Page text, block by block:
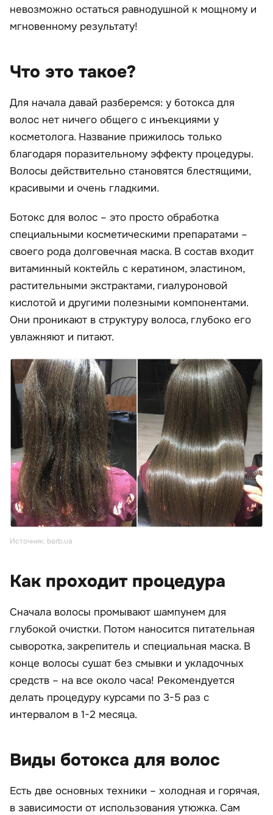
невозможно остаться равнодушной к мощному и
мгновенному результату!
Что это такое?
Для начала давай разберемся: у ботокса для
волос нет ничего общего с инъекциями у
косметолога. Название прижилось только
благодаря поразительному эффекту процедуры.
Волосы действительно становятся блестящими,
красивыми и очень гладкими.
Ботокс для волос – это просто обработка
специальными косметическими препаратами –
своего рода долговечная маска. В состав входит
витаминный коктейль с кератином, эластином,
растительными экстрактами, гиалуроновой
кислотой и другими полезными компонентами.
Они проникают в структуру волоса, глубоко его
увлажняют и питают.
Источник: barb.ua
Как проходит процедура
Сначала волосы промывают шампунем для
глубокой очистки. Потом наносится питательная
сыворотка, закрепитель и специальная маска. В
конце волосы сушат без смывки и укладочных
средств – на все около часа! Рекомендуется
делать процедуру курсами по 3-5 раз с
интервалом в 1-2 месяца.
Виды ботокса для волос
Есть две основных техники – холодная и горячая,
в зависимости от использования утюжка. Сам